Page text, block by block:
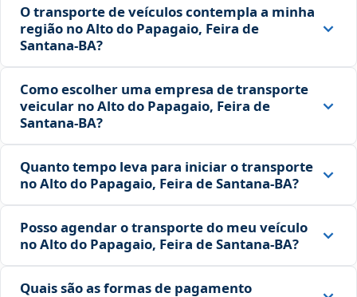
O transporte de veículos contempla a minha
região no Alto do Papagaio, Feira de
Santana‑BA?
Como escolher uma empresa de transporte
veicular no Alto do Papagaio, Feira de
Santana‑BA?
Quanto tempo leva para iniciar o transporte
no Alto do Papagaio, Feira de Santana‑BA?
Posso agendar o transporte do meu veículo
no Alto do Papagaio, Feira de Santana‑BA?
Quais são as formas de pagamento